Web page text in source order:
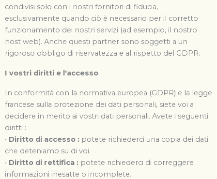
condivisi solo con i nostri fornitori di fiducia,
esclusivamente quando ciò è necessario per il corretto
funzionamento dei nostri servizi (ad esempio, il nostro
host web). Anche questi partner sono soggetti a un
rigoroso obbligo di riservatezza e al rispetto del GDPR.
I vostri diritti e l'accesso
In conformità con la normativa europea (GDPR) e la legge
francese sulla protezione dei dati personali, siete voi a
decidere in merito ai vostri dati personali. Avete i seguenti
diritti :
• Diritto di accesso : potete richiederci una copia dei dati
che deteniamo su di voi.
• Diritto di rettifica : potete richiederci di correggere
informazioni inesatte o incomplete.